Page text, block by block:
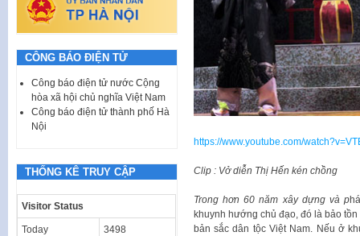
https://www.youtube.com/
Clip : Vở diễn Thị Hến kén chồng
Trong hơn 60 năm xây dựng và p
khuynh hướng chủ đạo, đó là bảo
bản sắc dân tộc Việt Nam. Nếu ở
CÔNG BÁO ĐIỆN TỬ
Công báo điện tử nước Cộng
hòa xã hội chủ nghĩa Việt Nam
Công báo điện tử thành phố Hà
Nội
THỐNG KÊ TRUY CẬP
Visitor Status
Today 3498